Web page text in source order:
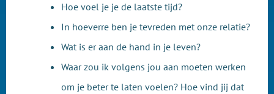
Hoe voel je je de laatste tijd?
In hoeverre ben je tevreden met onze relatie?
Wat is er aan de hand in je leven?
Waar zou ik volgens jou aan moeten werken
om je beter te laten voelen? Hoe vind jij dat